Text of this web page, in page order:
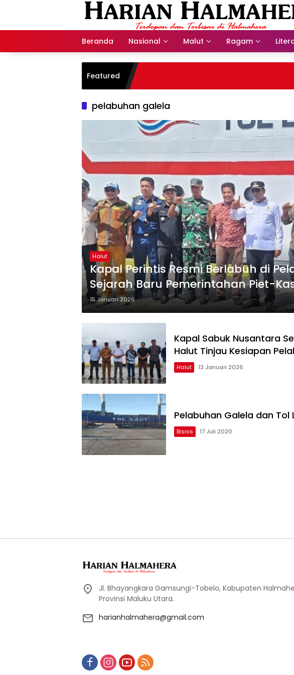
Beranda Nasional Malut Ragam
Featured
pelabuhan galela
Halut
Kapal Perintis Resmi Berlabuh di
Sejarah Baru Pemerintahan Piet-
15 Januari 2026
Kapal Sabuk Nusantara
Halut Tinjau Kesiapan
Halut 13 Januari 2026
Pelabuhan Galela dan
Bisnis 17 Juli 2020
Jl. Bhayangkara Gamsungi-Tobelo, Kabupaten
Provinsi Maluku Utara.
harianhalmahera@gmail.com